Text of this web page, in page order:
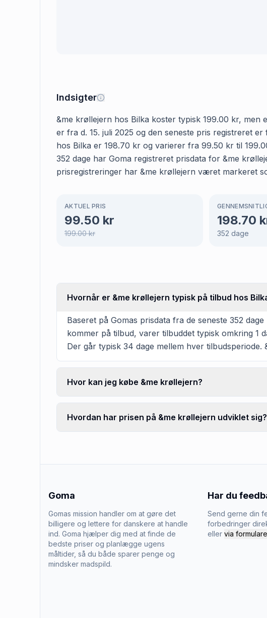
Indsigter
&me krøllejern hos Bilka koster typisk 199.00 kr,
er fra d. 15. juli 2025 og den seneste pris registreret
hos Bilka er 198.70 kr og varierer fra 99.50 kr til
352 dage har Goma registreret prisdata for &me
prisregistreringer har &me krøllejern været markeret
AKTUEL PRIS
99.50 kr
199.00kr
198.70
352 dage
Hvornår er &me krøllejern typisk på tilbud hos
Baseret på Gomas prisdata fra de seneste 352
kommer på tilbud, varer tilbuddet typisk omkring 1
Der går typisk 34 dage mellem hver
Hvor kan jeg købe &me krøllejern?
Hvordan har prisen på &me krøllejern udviklet sig?
Goma
Gomas mission handler om at gøre det
billigere og lettere for danskere at handle
ind. Goma hjælper dig med at finde de
bedste priser og planlægge ugens
måltider, så du både sparer penge og
mindsker madspild.
Har du
Send gerne din
forbedringer
eller via